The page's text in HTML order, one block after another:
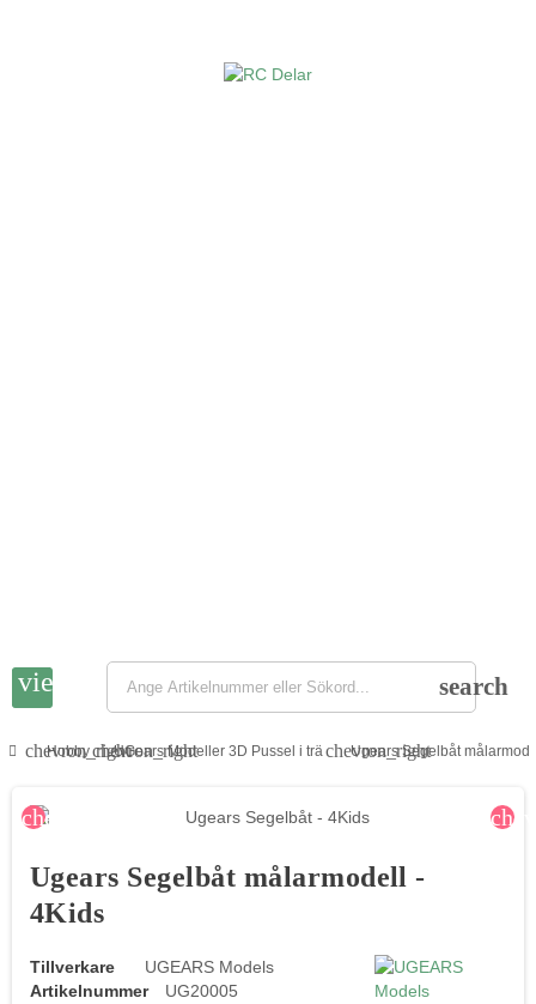
view_headline search
chevron_right
Hobbychevron_right
UGears Modeller 3D Pussel i trächevron_right
Ugears Segelbåt
chevron_left
Ugears Segelbåt målarmodell -
4Kids
Tillverkare
UGEARS Models
Artikelnummer
UG20005